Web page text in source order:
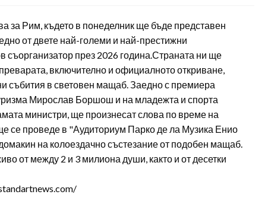
за Рим, където в понеделник ще бъде представен
от двете най-големи и най-престижни
съорганизатор през 2026 година.Страната ни ще
включително и официалното откриване,
събития в световен мащаб. Заедно с премиера
Мирослав Боршош и на младежта и спорта
министри, ще произнесат слова по време на
се проведе в "Аудиториум Парко де ла Музика Енио
на колоездачно състезание от подобен мащаб.
от между 2 и 3 милиона души, както и от десетки